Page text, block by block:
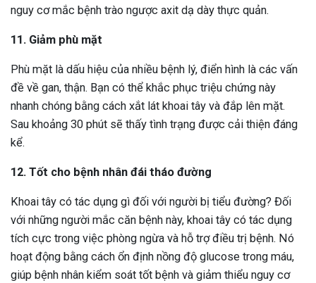
nguy cơ mắc bệnh trào ngược axit dạ dày thực quản.
11. Giảm phù mặt
Phù mặt là dấu hiệu của nhiều bệnh lý, điển hình là các vấn
đề về gan, thận. Bạn có thể khắc phục triệu chứng này
nhanh chóng bằng cách xắt lát khoai tây và đắp lên mặt.
Sau khoảng 30 phút sẽ thấy tình trạng được cải thiện đáng
kể.
12. Tốt cho bệnh nhân đái tháo đường
Khoai tây có tác dụng gì đối với người bị tiểu đường? Đối
với những người mắc căn bệnh này, khoai tây có tác dụng
tích cực trong việc phòng ngừa và hỗ trợ điều trị bệnh. Nó
hoạt động bằng cách ổn định nồng độ glucose trong máu,
giúp bệnh nhân kiểm soát tốt bệnh và giảm thiểu nguy cơ